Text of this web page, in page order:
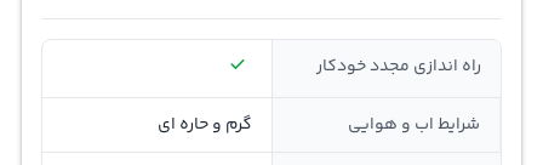
راه اندازی مجدد خودکار
شرایط اب و هوایی گرم و حاره ای